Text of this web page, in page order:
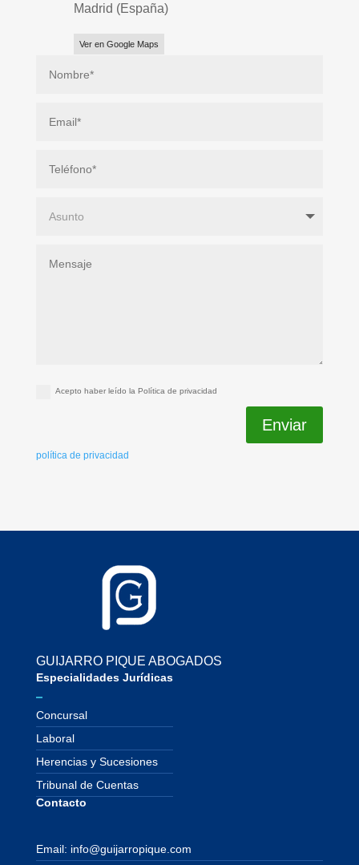
Madrid (España)
Ver en Google Maps
Acepto haber leído la Política de privacidad
Enviar
política de privacidad
GUIJARRO PIQUE ABOGADOS
Especialidades Jurídicas
Concursal
Laboral
Herencias y Sucesiones
Tribunal de Cuentas
Contacto
Email: info@guijarropique.com